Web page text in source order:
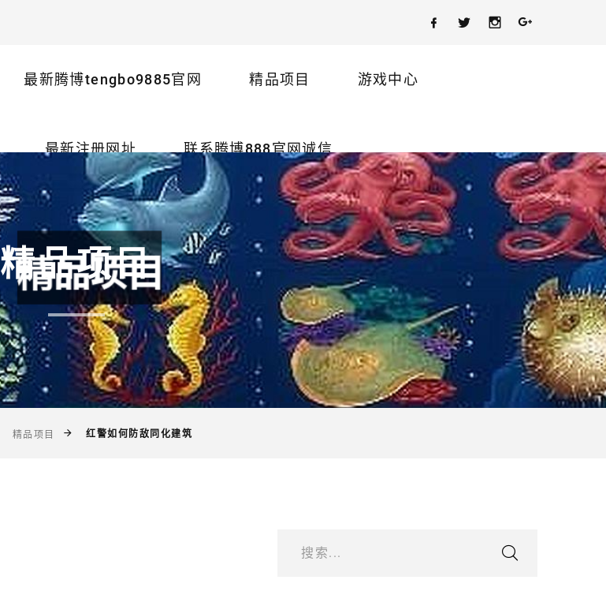
最新腾博tengbo9885官网 精品项目 游戏中心
最新注册网址 联系腾博888官网诚信
精品项目
精品项目 红警如何防敌同化建筑
搜索...